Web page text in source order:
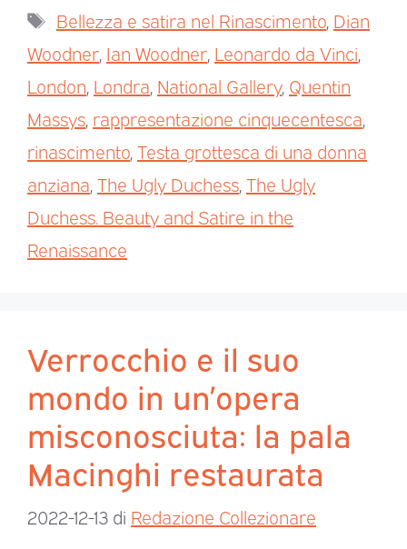
Bellezza e satira nel Rinascimento Dian
Woodner Ian Woodner Leonardo da Vinci
London Londra National Gallery, Quentin
Massys rappresentazione cinquecentesca
rinascimento Testa grottesca di una donna
anziana The Ugly Duchess The Ugly
Duchess. Beauty and Satire in the
Renaissance
Verrocchio e il suo
mondo in un’opera
misconosciuta: la pala
Macinghi restaurata
2022-12-13 di Redazione Collezionare